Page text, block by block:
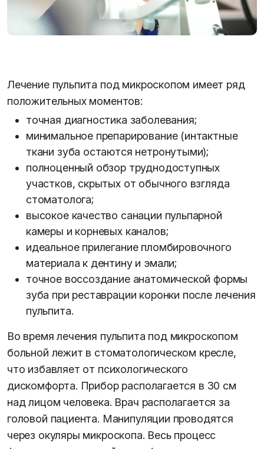
Лечение пульпита под микроскопом имеет ряд
положительных моментов:
точная диагностика заболевания;
минимальное препарирование (интактные
ткани зуба остаются нетронутыми);
полноценный обзор труднодоступных
участков, скрытых от обычного взгляда
стоматолога;
высокое качество санации пульпарной
камеры и корневых каналов;
идеальное прилегание пломбировочного
материала к дентину и эмали;
точное воссоздание анатомической формы
зуба при реставрации коронки после лечения
пульпита.
Во время лечения пульпита под микроскопом
больной лежит в стоматологическом кресле,
что избавляет от психологического
дискомфорта. Прибор располагается в 30 см
над лицом человека. Врач располагается за
головой пациента. Манипуляции проводятся
через окуляры микроскопа. Весь процесс